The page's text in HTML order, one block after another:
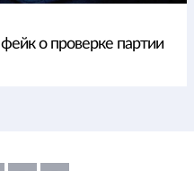
фейк о проверке партии